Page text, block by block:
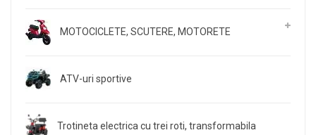
MOTOCICLETE, SCUTERE, MOTORETE
ATV-uri sportive
Trotineta electrica cu trei roti, transformabila